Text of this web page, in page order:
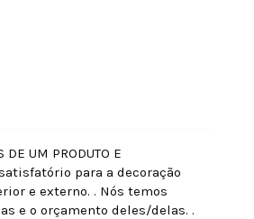
DE UM PRODUTO E
satisfatório para a decoração
e externo. . Nós temos
e o orçamento deles/delas. .